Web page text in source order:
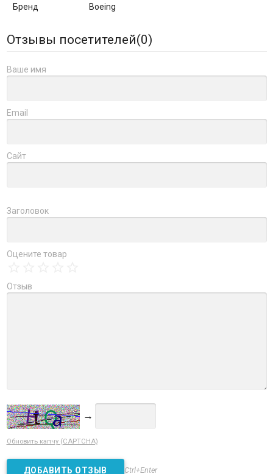
Бренд
Boeing
Отзывы посетителей(0)
Ваше имя
Email
Сайт
Заголовок
Оцените товар
Отзыв
→
Обновить капчу (CAPTCHA)
Ctrl+Enter